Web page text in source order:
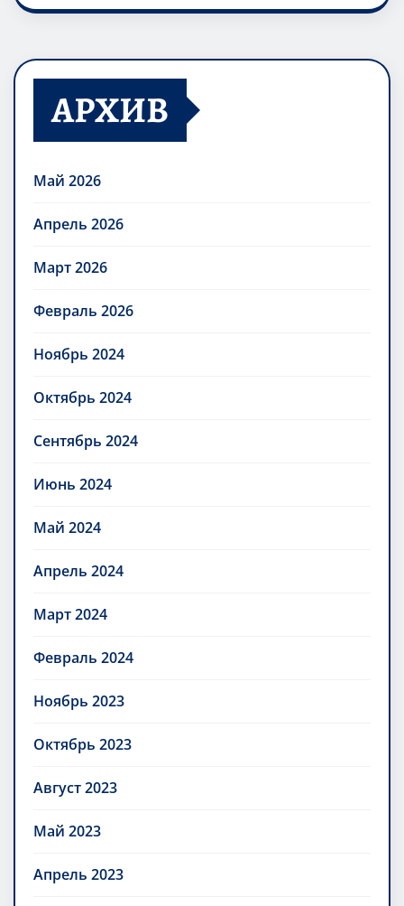
АРХИВ
Май 2026
Апрель 2026
Март 2026
Февраль 2026
Ноябрь 2024
Октябрь 2024
Сентябрь 2024
Июнь 2024
Май 2024
Апрель 2024
Март 2024
Февраль 2024
Ноябрь 2023
Октябрь 2023
Август 2023
Май 2023
Апрель 2023